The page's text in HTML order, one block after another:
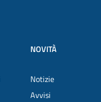
NOVITÀ
Notizie
Avvisi